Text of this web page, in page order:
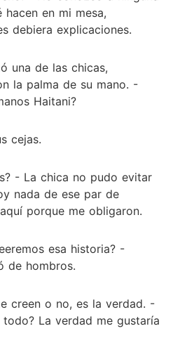
en mi mesa,
debiera explicaciones.
una de las chicas,
la palma de su mano. -
Haitani?
cejas.
- La chica no pudo evitar
nada de ese par de
porque me obligaron.
esa historia? -
de hombros.
creen o no, es la verdad. -
La verdad me gustaría